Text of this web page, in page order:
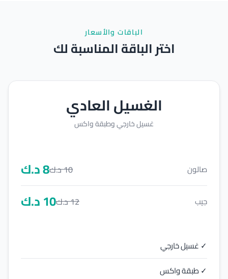
الباقات والأسعار
اختر الباقة المناسبة لك
الغسيل العادي
غسيل خارجي وطبقة واكس
صالون 10د.ك8د.ك
جيب 12د.ك10د.ك
✓ غسيل خارجي
✓ طبقة واكس